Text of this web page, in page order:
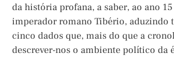
da história profana, a saber, ao ano
imperador romano Tibério, aduzindo
cinco dados que, mais do que a
descrever-nos o ambiente político da